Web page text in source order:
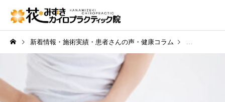
新着情報・施術実績・患者さんの声・健康コラム 施術実績